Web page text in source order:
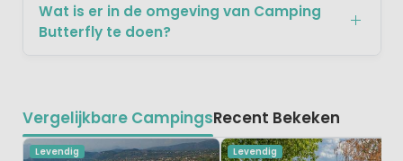
Wat is er in de omgeving van Camping
Butterfly te doen?
Vergelijkbare CampingsRecent Bekeken
Levendig Levendig